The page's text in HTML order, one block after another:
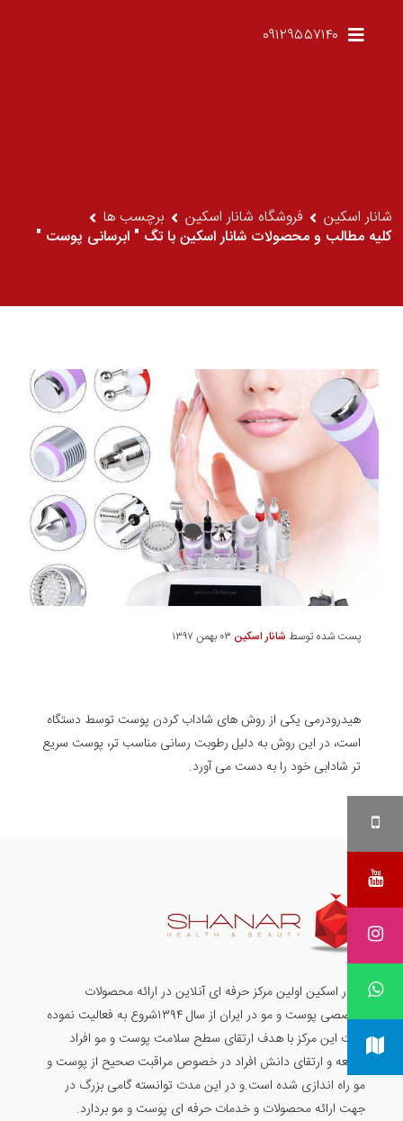
۰۹۱۲۹۵۵۷۱۴۰
شانار اسکین فروشگاه شانار اسکین
برچسب ها
کلیه مطالب و محصولات شانار اسکین با تگ " ابرسانی پوست "
پست شده توسط شانار اسکین
هیدرودرمی یکی از روش های شاداب کردن پوست توسط دستگاه
است، در این روش به دلیل رطوبت رسانی مناسب تر، پوست سریع
تر شادابی خود را به دست می آورد.
شانار اسکین اولین مرکز حرفه ای آنلاین در ارائه محصولات
تخصصی پوست و مو در ایران از سال ۱۳۹۴شروع به فعالیت نموده
است این مرکز با هدف ارتقای سطح سلامت پوست و مو افراد
جامعه و ارتقای دانش افراد در خصوص مراقبت صحیح از پوست و
مو راه اندازی شده است.و در این مدت توانسته گامی بزرگ در
جهت ارائه محصولات و خدمات حرفه ای پوست و مو بردارد.